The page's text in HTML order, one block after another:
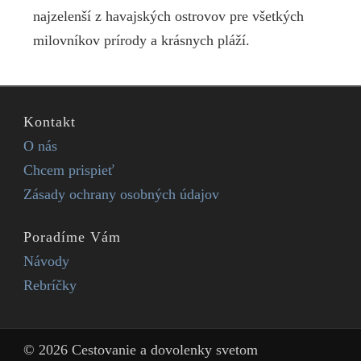
najzelenší z havajských ostrovov pre všetkých
milovníkov prírody a krásnych pláží.
Kontakt
O nás
Chcem prispieť
Zásady ochrany osobných údajov
Poradíme Vám
Návody
Rebríčky
© 2026 Cestovanie a dovolenky svetom